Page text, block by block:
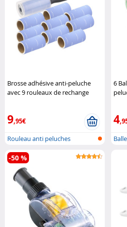
Brosse adhésive anti-peluche
avec 9 rouleaux de rechange
9,95€
Rouleau anti peluches
6
4
-50 %